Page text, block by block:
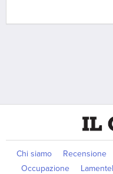
Chi siamo Recensione
Occupazione